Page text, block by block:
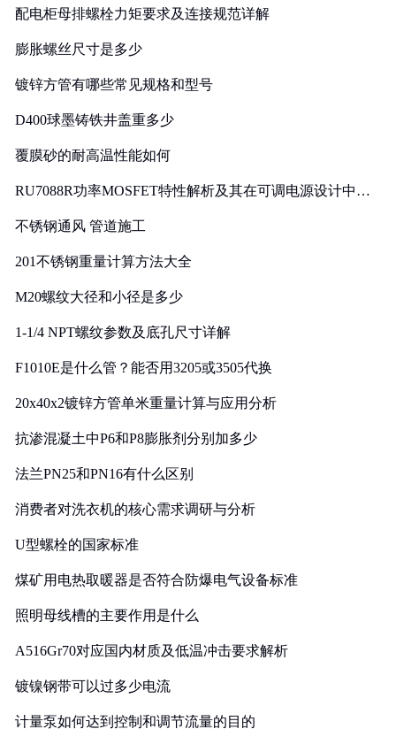
配电柜母排螺栓力矩要求及连接规范详解
膨胀螺丝尺寸是多少
镀锌方管有哪些常见规格和型号
D400球墨铸铁井盖重多少
覆膜砂的耐高温性能如何
RU7088R功率MOSFET特性解析及其在可调电源设计中的
不锈钢通风 管道施工
201不锈钢重量计算方法大全
M20螺纹大径和小径是多少
1-1/4 NPT螺纹参数及底孔尺寸详解
F1010E是什么管？能否用3205或3505代换
20x40x2镀锌方管单米重量计算与应用分析
抗渗混凝土中P6和P8膨胀剂分别加多少
法兰PN25和PN16有什么区别
消费者对洗衣机的核心需求调研与分析
U型螺栓的国家标准
煤矿用电热取暖器是否符合防爆电气设备标准
照明母线槽的主要作用是什么
A516Gr70对应国内材质及低温冲击要求解析
镀镍钢带可以过多少电流
计量泵如何达到控制和调节流量的目的